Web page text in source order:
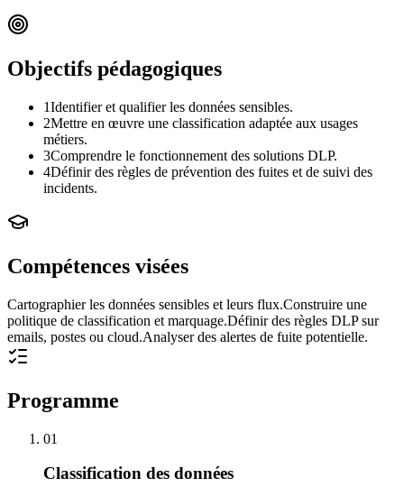
Objectifs pédagogiques
1Identifier et qualifier les données sensibles.
2Mettre en œuvre une classification adaptée aux usages
métiers.
3Comprendre le fonctionnement des solutions DLP.
4Définir des règles de prévention des fuites et de suivi des
incidents.
Compétences visées
Cartographier les données sensibles et leurs flux.Construire une
politique de classification et marquage.Définir des règles DLP sur
emails, postes ou cloud.Analyser des alertes de fuite potentielle.
Programme
01
Classification des données